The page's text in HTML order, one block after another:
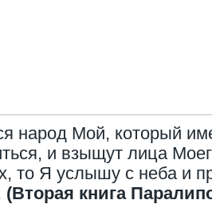
народ Мой, который
и взыщут лица
то Я услышу с неба и
(Вторая книга